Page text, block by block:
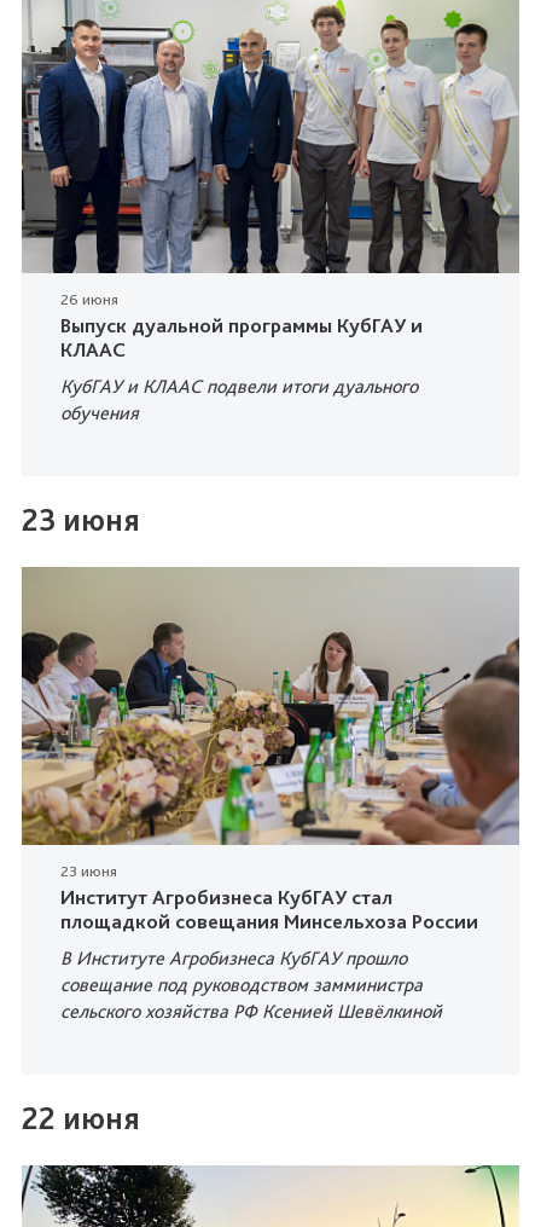
26 июня
Выпуск дуальной программы КубГАУ и
КЛААС
КубГАУ и КЛААС подвели итоги дуального
обучения
23 июня
23 июня
Институт Агробизнеса КубГАУ стал
площадкой совещания Минсельхоза России
В Институте Агробизнеса КубГАУ прошло
совещание под руководством замминистра
сельского хозяйства РФ Ксенией Шевёлкиной
22 июня